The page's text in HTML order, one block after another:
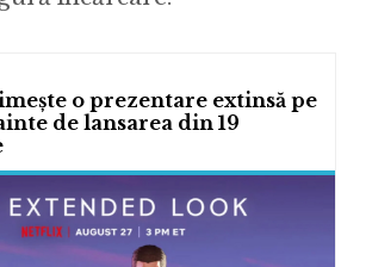
o prezentare extinsă pe
de lansarea din 19